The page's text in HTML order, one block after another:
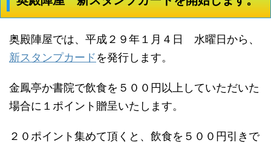
奥殿陣屋では、平成２９年１月４日 水曜日から、
新スタンプカードを発行します。
金鳳亭か書院で飲食を５００円以上していただいた
場合に１ポイント贈呈いたします。
２０ポイント集めて頂くと、飲食を５００円引きで